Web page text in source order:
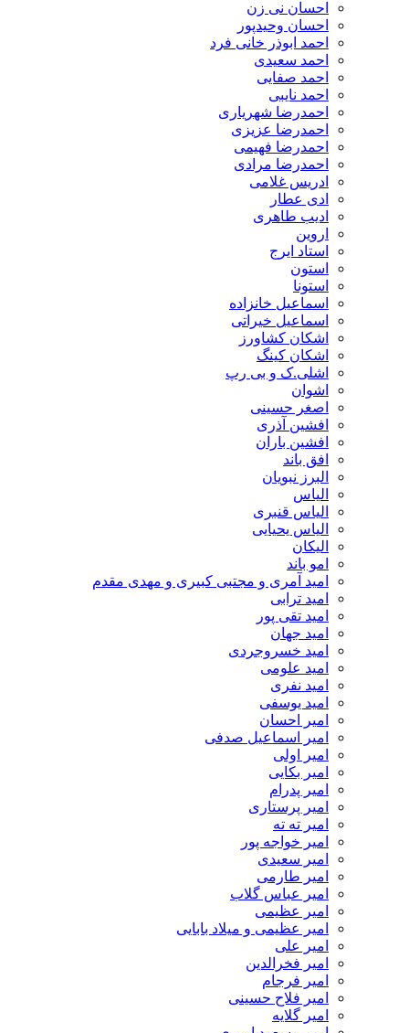
احسان نی زن
احسان وحیدپور
احمد ابوذر خانی فرد
احمد سعیدی
احمد صفایی
احمد نایبی
احمدرضا شهریاری
احمدرضا عزیزی
احمدرضا فهیمی
احمدرضا مرادی
ادریس غلامی
ادی عطار
ادیب طاهری
استاد ایرج
اسماعیل خانزاده
اسماعیل خیراتی
اشکان کشاورز
اشکان کینگ
اشلی.ک و بی رپ
اصغر حسینی
افشین آذری
افشین باران
افق باند
البرز نبویان
الیاس قنبرى
الیاس یحیایی
امو باند
امید آمری و مجتبی کبیری و مهدى مقدم
امید ترابی
امید تقی پور
امید جهان
امید خسروجردی
امید علومی
امید نفری
امید یوسفی
امیر احسان
امیر اسماعیل صدفی
امیر اولی
امیر بکایی
امیر پدرام
امیر پرستاری
امیر ته ته
امیر خواجه پور
امیر سعیدی
امیر طارمی
امیر عباس گلاب
امیر عظیمی
امیر عظیمی و میلاد بابایی
امیر علی
امیر فخرالدین
امیر فرجام
امیر فلاح حسینی
امیر گلایه